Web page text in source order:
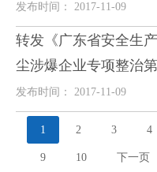
发布时间： 2017-11-09
转发《广东省安全生
尘涉爆企业专项整治
发布时间： 2017-11-09
1 2 3 4
9 10 下一页